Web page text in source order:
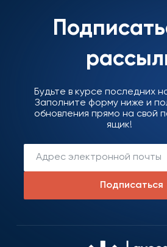
Будьте в курсе последних
Заполните форму ниже и
обновления прямо на свой
ящик!
Подписаться